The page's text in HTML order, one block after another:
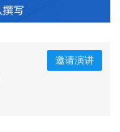
邀请演讲